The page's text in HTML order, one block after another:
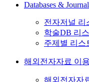
Databases &
전자저널 리
학술DB 리
주제별 리스
해외전자자료 이
해외전자자